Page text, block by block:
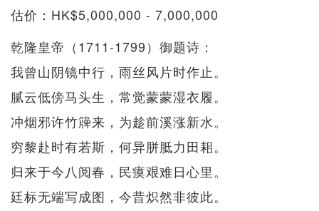
估价：HK$5,000,000 - 7,000,000
乾隆皇帝（1711-1799）御题诗：
我曾山阴镜中行，雨丝风片时作止。
腻云低傍马头生，常觉蒙蒙湿衣履。
冲烟邪许竹簰来，为趁前溪涨新水。
穷黎赴时有若斯，何异胼胝力田耜。
归来于今八阅春，民瘼艰难日心里。
廷标无端写成图，今昔炽然非彼此。